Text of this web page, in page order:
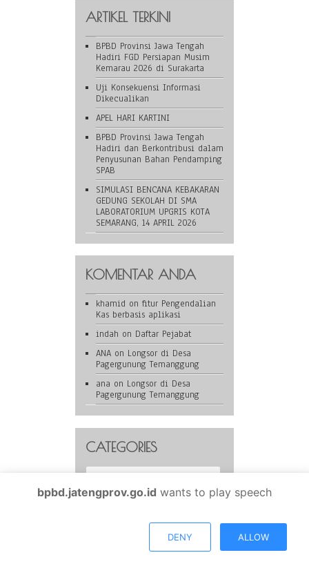
ARTIKEL TERKINI
BPBD Provinsi Jawa Tengah
Hadiri FGD Persiapan Musim
Kemarau 2026 di Surakarta
Uji Konsekuensi Informasi
Dikecualikan
APEL HARI KARTINI
BPBD Provinsi Jawa Tengah
Hadiri dan Berkontribusi dalam
Penyusunan Bahan Pendamping
SPAB
SIMULASI BENCANA KEBAKARAN
GEDUNG SEKOLAH DI SMA
LABORATORIUM UPGRIS KOTA
SEMARANG, 14 APRIL 2026
KOMENTAR ANDA
khamid on fitur Pengendalian
Kas berbasis aplikasi
indah on Daftar Pejabat
ANA on Longsor di Desa
Pagergunung Temanggung
ana on Longsor di Desa
Pagergunung Temanggung
CATEGORIES
Categories
BPBD Provinsi Jawa Tengah is proudly powered by WordPress
bpbd.jatengprov.go.id wants to play speech
DENY ALLOW